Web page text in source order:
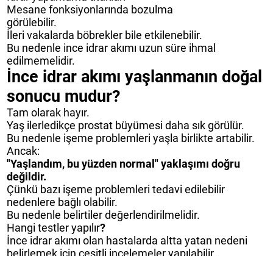
Mesane fonksiyonlarında bozulma
görülebilir.
İleri vakalarda böbrekler bile etkilenebilir.
Bu nedenle ince idrar akımı uzun süre ihmal
edilmemelidir.
İnce idrar akımı yaşlanmanın doğal
sonucu mudur?
Tam olarak hayır.
Yaş ilerledikçe prostat büyümesi daha sık görülür.
Bu nedenle işeme problemleri yaşla birlikte artabilir.
Ancak:
"Yaşlandım, bu yüzden normal" yaklaşımı doğru
değildir.
Çünkü bazı işeme problemleri tedavi edilebilir
nedenlere bağlı olabilir.
Bu nedenle belirtiler değerlendirilmelidir.
Hangi testler yapılır?
İnce idrar akımı olan hastalarda altta yatan nedeni
belirlemek için çeşitli incelemeler yapılabilir.